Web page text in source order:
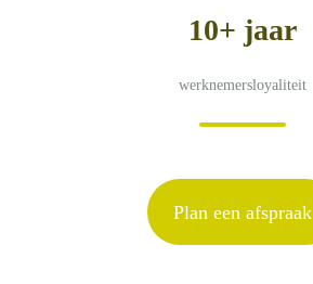
10+ jaar
werknemersloyaliteit
Plan een afspraak